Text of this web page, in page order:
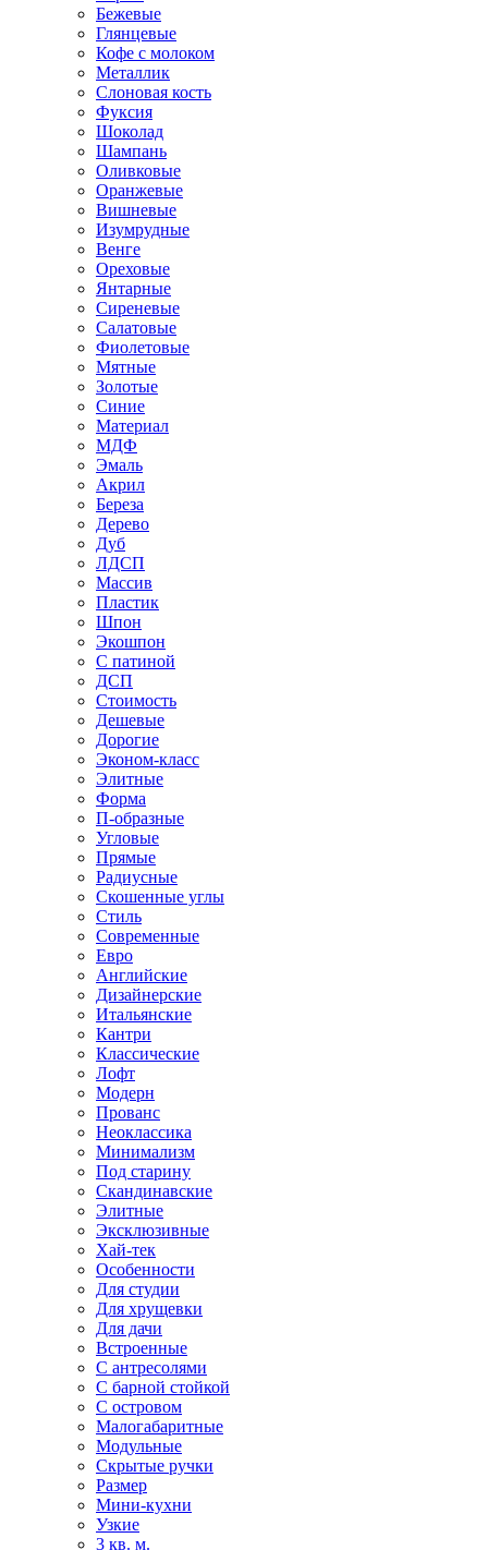
Бежевые
Глянцевые
Кофе с молоком
Металлик
Слоновая кость
Фуксия
Шоколад
Шампань
Оливковые
Оранжевые
Вишневые
Изумрудные
Венге
Ореховые
Янтарные
Сиреневые
Салатовые
Фиолетовые
Мятные
Золотые
Синие
Материал
МДФ
Эмаль
Акрил
Береза
Дерево
Дуб
ЛДСП
Массив
Пластик
Шпон
Экошпон
С патиной
ДСП
Стоимость
Дешевые
Дорогие
Эконом-класс
Элитные
Форма
П-образные
Угловые
Прямые
Радиусные
Скошенные углы
Стиль
Современные
Евро
Английские
Дизайнерские
Итальянские
Кантри
Классические
Лофт
Модерн
Прованс
Неоклассика
Минимализм
Под старину
Скандинавские
Элитные
Эксклюзивные
Хай-тек
Особенности
Для студии
Для хрущевки
Для дачи
Встроенные
С антресолями
С барной стойкой
С островом
Малогабаритные
Модульные
Скрытые ручки
Размер
Мини-кухни
Узкие
3 кв. м.